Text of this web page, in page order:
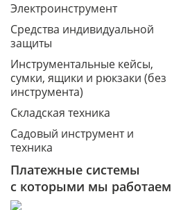
Электроинструмент
Средства индивидуальной
защиты
Инструментальные кейсы,
сумки, ящики и рюкзаки (без
инструмента)
Складская техника
Садовый инструмент и
техника
Платежные системы
с которыми мы работаем